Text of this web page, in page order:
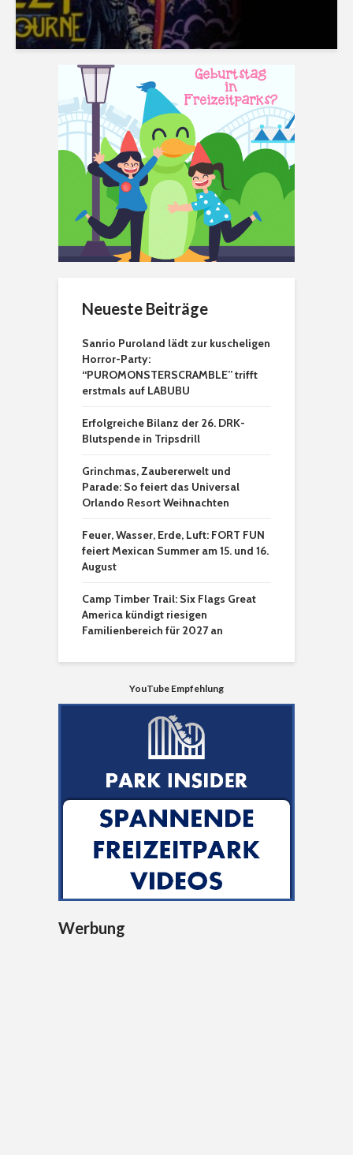
Neueste Beiträge
Sanrio Puroland lädt zur kuscheligen
Horror-Party:
“PUROMONSTERSCRAMBLE” trifft
erstmals auf LABUBU
Erfolgreiche Bilanz der 26. DRK-
Blutspende in Tripsdrill
Grinchmas, Zaubererwelt und
Parade: So feiert das Universal
Orlando Resort Weihnachten
Feuer, Wasser, Erde, Luft: FORT FUN
feiert Mexican Summer am 15. und 16.
August
Camp Timber Trail: Six Flags Great
America kündigt riesigen
Familienbereich für 2027 an
YouTube Empfehlung
Werbung